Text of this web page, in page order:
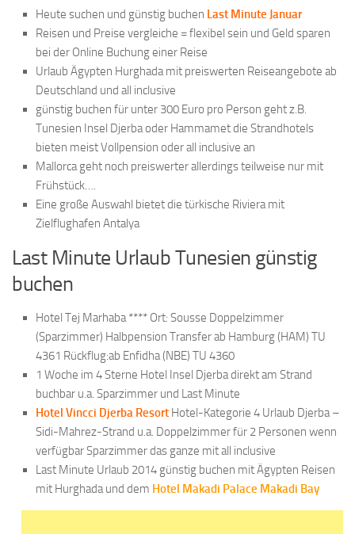
Heute suchen und günstig buchen Last Minute Januar
Reisen und Preise vergleiche = flexibel sein und Geld sparen
bei der Online Buchung einer Reise
Urlaub Ägypten Hurghada mit preiswerten Reiseangebote ab
Deutschland und all inclusive
günstig buchen für unter 300 Euro pro Person geht z.B.
Tunesien Insel Djerba oder Hammamet die Strandhotels
bieten meist Vollpension oder all inclusive an
Mallorca geht noch preiswerter allerdings teilweise nur mit
Frühstück….
Eine große Auswahl bietet die türkische Riviera mit
Zielflughafen Antalya
Last Minute Urlaub Tunesien günstig
buchen
Hotel Tej Marhaba **** Ort: Sousse Doppelzimmer
(Sparzimmer) Halbpension Transfer ab Hamburg (HAM) TU
4361 Rückflug:ab Enfidha (NBE) TU 4360
1 Woche im 4 Sterne Hotel Insel Djerba direkt am Strand
buchbar u.a. Sparzimmer und Last Minute
Hotel Vincci Djerba Resort Hotel-Kategorie 4 Urlaub Djerba –
Sidi-Mahrez-Strand u.a. Doppelzimmer für 2 Personen wenn
verfügbar Sparzimmer das ganze mit all inclusive
Last Minute Urlaub 2014 günstig buchen mit Ägypten Reisen
mit Hurghada und dem Hotel Makadi Palace Makadi Bay